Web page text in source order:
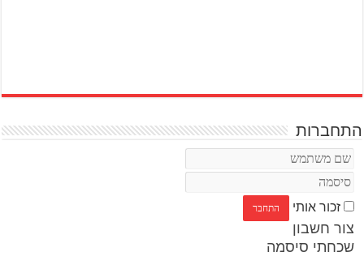
התחברות
זכור אותי
צור חשבון
שכחתי סיסמה